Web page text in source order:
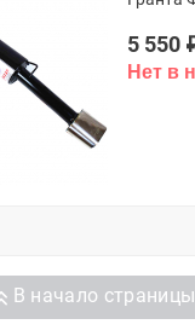
5 550
В начало страницы